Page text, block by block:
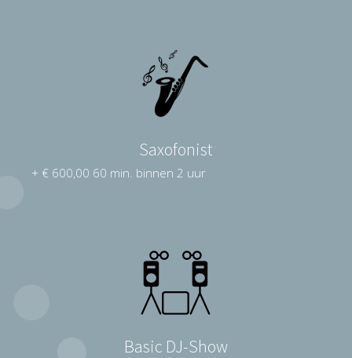
Saxofonist
+ € 600,00 60 min. binnen 2 uur
Basic DJ-Show